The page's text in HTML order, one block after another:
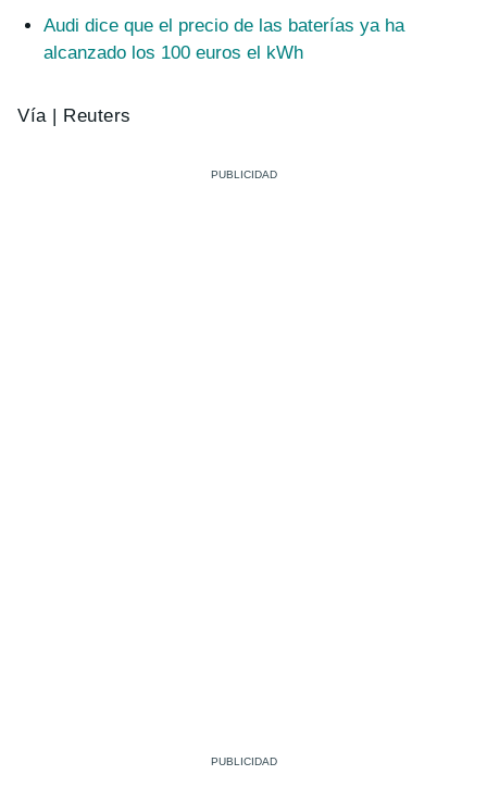
Audi dice que el precio de las baterías ya ha
alcanzado los 100 euros el kWh
Vía | Reuters